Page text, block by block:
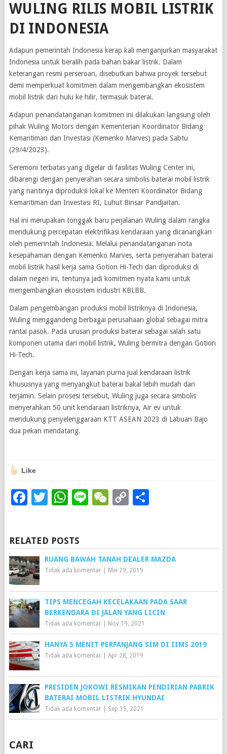
WULING RILIS MOBIL LISTRIK
DI INDONESIA
Adapun pemerintah Indonesia kerap kali menganjurkan masyarakat
Indonesia untuk beralih pada bahan bakar listrik. Dalam
keterangan resmi perseroan, disebutkan bahwa proyek tersebut
demi memperkuat komitmen dalam mengembangkan ekosistem
mobil listrik dari hulu ke hilir, termasuk baterai.
Adapun penandatanganan komitmen ini dilakukan langsung oleh
pihak Wuling Motors dengan Kementerian Koordinator Bidang
Kemaritiman dan Investasi (Kemenko Marves) pada Sabtu
(29/4/2023).
Seremoni terbatas yang digelar di fasilitas Wuling Center ini,
dibarengi dengan penyerahan secara simbolis baterai mobil listrik
yang nantinya diproduksi lokal ke Menteri Koordinator Bidang
Kemaritiman dan Investasi RI, Luhut Binsar Pandjaitan.
Hal ini merupakan tonggak baru perjalanan Wuling dalam rangka
mendukung percepatan elektrifikasi kendaraan yang dicanangkan
oleh pemerintah Indonesia. Melalui penandatanganan nota
kesepahaman dengan Kemenko Marves, serta penyerahan baterai
mobil listrik hasil kerja sama Gotion Hi-Tech dan diproduksi di
dalam negeri ini, tentunya jadi komitmen nyata kami untuk
mengembangkan ekosistem industri KBLBB.
Dalam pengembangan produksi mobil listriknya di Indonesia,
Wuling menggandeng berbagai perusahaan global sebagai mitra
rantai pasok. Pada urusan produksi baterai sebagai salah satu
komponen utama dari mobil listrik, Wuling bermitra dengan Gotion
Hi-Tech.
Dengan kerja sama ini, layanan purna jual kendaraan listrik
khususnya yang menyangkut baterai bakal lebih mudah dan
terjamin. Selain prosesi tersebut, Wuling juga secara simbolis
menyerahkan 50 unit kendaraan listriknya, Air ev untuk
mendukung penyelenggaraan KTT ASEAN 2023 di Labuan Bajo
dua pekan mendatang.
Like
Facebook
Twitter
WhatsApp
LineWeChat
CopyShare
RELATED POSTS
RUANG BAWAH TANAH DEALER MAZDA
Tidak ada komentar| Mei 29, 2019
TIPS MENCEGAH KECELAKAAN PADA SAAR
BERKENDARA DI JALAN YANG LICIN
Tidak ada komentar| Nov 19, 2021
HANYA 5 MENIT PERPANJANG SIM DI IIMS 2019
Tidak ada komentar| Apr 28, 2019
PRESIDEN JOKOWI RESMIKAN PENDIRIAN PABRIK
BATERAI MOBIL LISTRIK HYUNDAI
Tidak ada komentar| Sep 15, 2021
CARI